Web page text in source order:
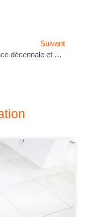
Suivant
Assurance décennale et assurance habitation : les dommages causés par la sécheresse sur une maison peuvent être indemnisés